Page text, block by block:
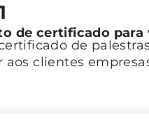
de certificado para
de
aos clientes